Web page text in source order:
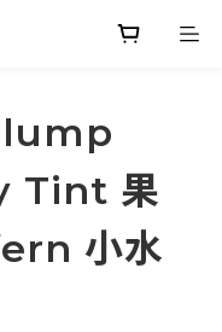
Tint 果
小水